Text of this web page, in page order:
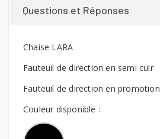
Questions et Réponses
Chaise LARA
Fauteuil de direction en semi cuir
Fauteuil de direction en promotion
Couleur disponible :